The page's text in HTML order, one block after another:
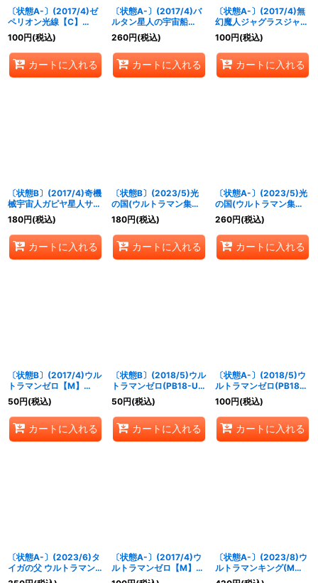
〔状態A-〕(2017/4)ゼ
ペリオン光線【C】
{CB01-061}《青》
100円(税込)
カートに入れる
〔状態A-〕(2017/4)バ
ルタン星人の宇宙船
【C】{CB01-054}
《多》
260円(税込)
カートに入れる
〔状態A-〕(2017/4)無
幻魔人ジャグラスジャグ
ラー(魔人態)【M】
{CB01-014}《多》
100円(税込)
カートに入れる
〔状態B〕(2017/4)奇機
械宇宙人ガピヤ星人サデ
ス【R】{CB01-028}
《多》
180円(税込)
カートに入れる
〔状態B〕(2023/5)光
の国(ウルトラマン集合
イラスト)【R】{CB01-
056}《青》
180円(税込)
カートに入れる
〔状態A-〕(2023/5)光
の国(ウルトラマン集合
イラスト)【R】{CB01-
056}《青》
260円(税込)
カートに入れる
〔状態B〕(2017/4)ウル
トラマンゼロ【M】
{CB01-045}《青》
50円(税込)
カートに入れる
〔状態B〕(2018/5)ウル
トラマンゼロ(PB18-U収
録)【M】{CB01-045}
《青》
50円(税込)
カートに入れる
〔状態A-〕(2018/5)ウ
ルトラマンゼロ(PB18-U
収録)【M】{CB01-
045}《青》
100円(税込)
カートに入れる
〔状態A-〕(2023/6)タ
イガの父 ウルトラマン
タロウ(Xレア仕
〔状態A-〕(2017/4)ウ
ルトラマンゼロ【M】
{CB01-045}《青》
〔状態A-〕(2023/8)ウ
ルトラマンキング(Mレ
ア仕様/PB32収録)